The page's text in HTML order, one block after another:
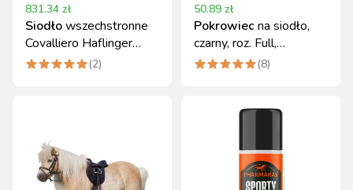
831.34 zł
Siodłowszechstronne
Covalliero Haflinger
17,5" czarne komplet
(2)
50.89 zł
Pokrowiecna siodło,
czarny, roz. Full,
Covalliero
(8)